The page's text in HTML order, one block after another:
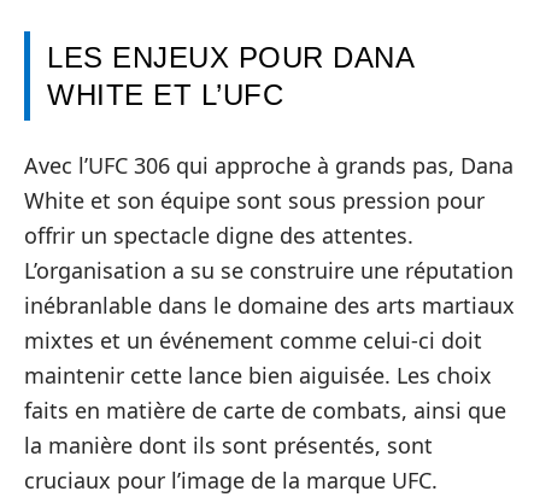
LES ENJEUX POUR DANA
WHITE ET L’UFC
Avec l’UFC 306 qui approche à grands pas, Dana
White et son équipe sont sous pression pour
offrir un spectacle digne des attentes.
L’organisation a su se construire une réputation
inébranlable dans le domaine des arts martiaux
mixtes et un événement comme celui-ci doit
maintenir cette lance bien aiguisée. Les choix
faits en matière de carte de combats, ainsi que
la manière dont ils sont présentés, sont
cruciaux pour l’image de la marque UFC.